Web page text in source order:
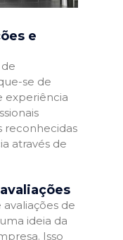
e
se de
experiência
reconhecidas
através de
de
ideia da
Isso